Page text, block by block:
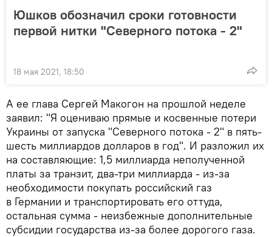
Юшков обозначил сроки готовности
первой нитки "Северного потока - 2"
18 мая 2021, 18:50
А ее глава Сергей Макогон на прошлой неделе
заявил: "Я оцениваю прямые и косвенные потери
Украины от запуска "Северного потока - 2" в пять-
шесть миллиардов долларов в год". И разложил их
на составляющие: 1,5 миллиарда неполученной
платы за транзит, два-три миллиарда - из-за
необходимости покупать российский газ
в Германии и транспортировать его оттуда,
остальная сумма - неизбежные дополнительные
субсидии государства из-за более дорогого газа.